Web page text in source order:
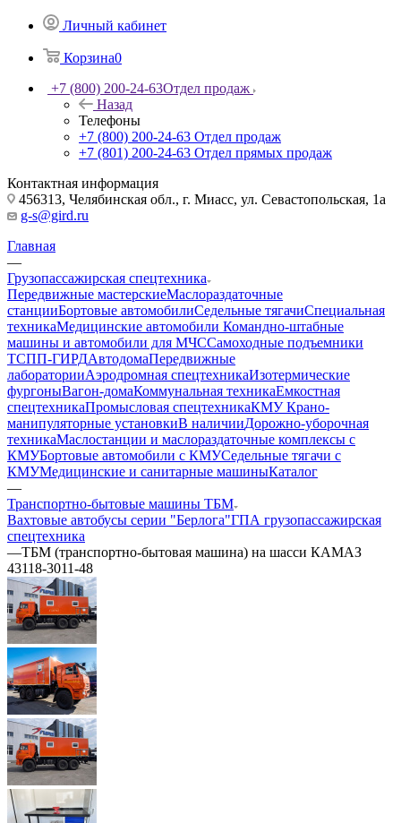
Личный кабинет
Корзина0
+7 (800) 200-24-63Отдел продаж
Назад
Телефоны
+7 (800) 200-24-63 Отдел продаж
+7 (801) 200-24-63 Отдел прямых продаж
Контактная информация
456313, Челябинская обл., г. Миасс, ул. Севастопольская, 1а
g-s@gird.ru
Главная
—
Грузопассажирская спецтехника
Передвижные мастерскиеМаслораздаточные
станцииБортовые автомобилиСедельные тягачиСпециальная
техникаМедицинские автомобили Командно-штабные
машины и автомобили для МЧССамоходные подъемники
ТСПП-ГИРДАвтодомаПередвижные
лабораторииАэродромная спецтехникаИзотермические
фургоныВагон-домаКоммунальная техникаЕмкостная
спецтехникаПромысловая спецтехникаКМУ Крано-
манипуляторные установкиВ наличииДорожно-уборочная
техникаМаслостанции и маслораздаточные комплексы с
КМУБортовые автомобили с КМУСедельные тягачи с
КМУМедицинские и санитарные машиныКаталог
—
Транспортно-бытовые машины ТБМ
Вахтовые автобусы серии "Берлога"ГПА грузопассажирская
спецтехника
—ТБМ (транспортно-бытовая машина) на шасси КАМАЗ
43118-3011-48